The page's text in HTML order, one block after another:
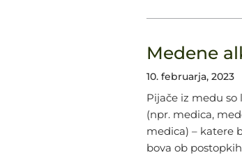
Medene
10. februarja, 2023
Pijače iz medu so
(npr. medica,
medica) – katere
bova ob